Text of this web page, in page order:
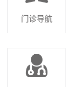
门诊导航